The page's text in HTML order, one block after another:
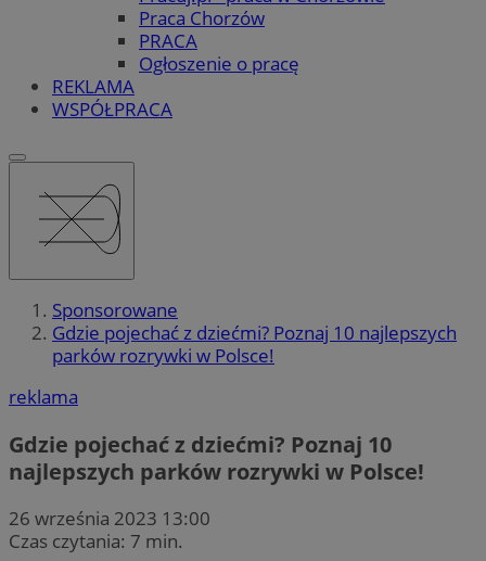
Praca Chorzów
PRACA
Ogłoszenie o pracę
REKLAMA
WSPÓŁPRACA
Sponsorowane
Gdzie pojechać z dziećmi? Poznaj 10 najlepszych
parków rozrywki w Polsce!
reklama
Gdzie pojechać z dziećmi? Poznaj 10
najlepszych parków rozrywki w Polsce!
26 września 2023 13:00
Czas czytania: 7 min.